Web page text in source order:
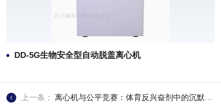
DD-5G生物安全型自动脱盖离心机
上一条：离心机与公平竞赛：体育反兴奋剂中的沉默证人